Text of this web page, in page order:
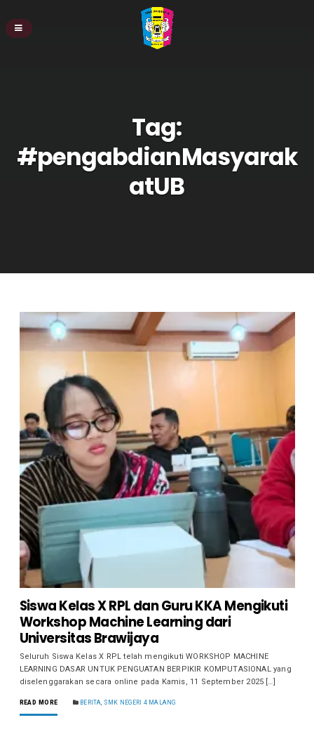
Tag:
#pengabdianMasyarak
atUB
Siswa Kelas X RPL dan Guru KKA Mengikuti
Workshop Machine Learning dari
Universitas Brawijaya
Seluruh Siswa Kelas X RPL telah mengikuti WORKSHOP MACHINE
LEARNING DASAR UNTUK PENGUATAN BERPIKIR KOMPUTASIONAL yang
diselenggarakan secara online pada Kamis, 11 September 2025 […]
READ MORE BERITA SMK NEGERI 4 MALANG